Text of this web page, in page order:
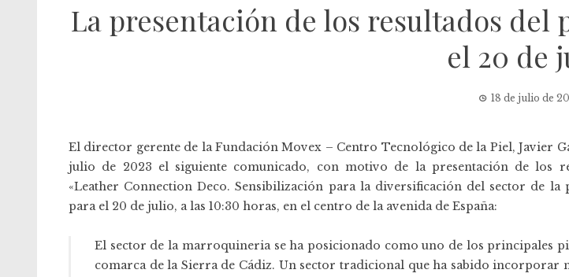
La presentación de los resultados del
el 20 de
18 de julio de
El director gerente de la FundaciónMovex – Centro Tecnológico de la Piel, Javier
julio de 2023 el siguiente comunicado, con motivo de la presentación de los
«Leather Connection Deco. Sensibilización para la diversificación del sector de la
para el 20 de julio, a las 10:30 horas, en el centro de la avenida de España:
El sector de la marroquineria se ha posicionado como uno de los principales
comarca de la Sierra de Cádiz. Un sector tradicional que ha sabido incorporar